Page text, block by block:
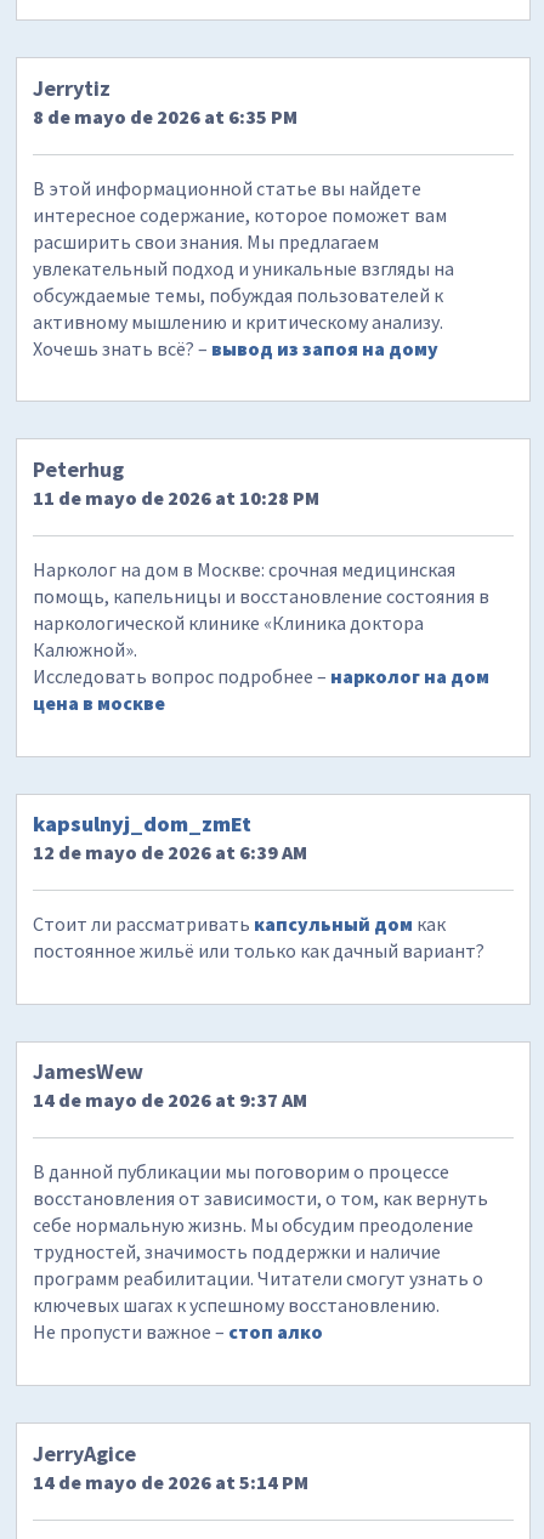
Jerrytiz
8 de mayo de 2026 at 6:35 PM
В этой информационной статье вы найдете
интересное содержание, которое поможет вам
расширить свои знания. Мы предлагаем
увлекательный подход и уникальные взгляды на
обсуждаемые темы, побуждая пользователей к
активному мышлению и критическому анализу.
Хочешь знать всё? – вывод из запоя на дому
Peterhug
11 de mayo de 2026 at 10:28 PM
Нарколог на дом в Москве: срочная медицинская
помощь, капельницы и восстановление состояния в
наркологической клинике «Клиника доктора
Калюжной».
Исследовать вопрос подробнее – нарколог на дом
цена в москве
kapsulnyj_dom_zmEt
12 de mayo de 2026 at 6:39 AM
Стоит ли рассматривать капсульный дом как
постоянное жильё или только как дачный вариант?
JamesWew
14 de mayo de 2026 at 9:37 AM
В данной публикации мы поговорим о процессе
восстановления от зависимости, о том, как вернуть
себе нормальную жизнь. Мы обсудим преодоление
трудностей, значимость поддержки и наличие
программ реабилитации. Читатели смогут узнать о
ключевых шагах к успешному восстановлению.
Не пропусти важное – стоп алко
JerryAgice
14 de mayo de 2026 at 5:14 PM